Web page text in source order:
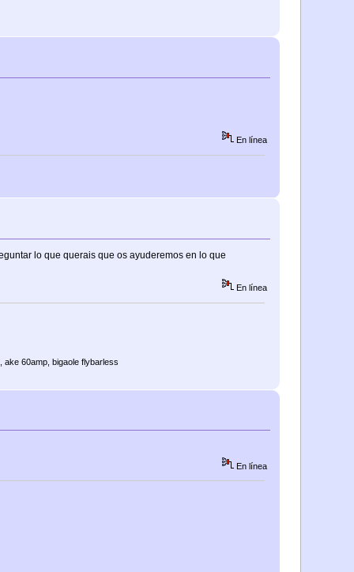
En línea
lo que querais que os ayuderemos en lo que
En línea
60amp, bigaole flybarless
En línea